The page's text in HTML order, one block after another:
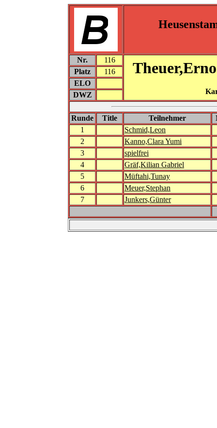
Nr. 116
Platz
116
ELO
DWZ
Runde Title Teilnehmer
1
Schmid,Leon
2
Kanno,Clara Yumi
3
spielfrei
4
Gräf,Kilian Gabriel
5
Müftahi,Tunay
6
Meuer,Stephan
7
Junkers,Günter